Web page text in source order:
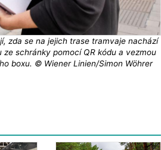
zda se na jejich trase tramvaje nachází
schránky pomocí QR kódu a vezmou
boxu. © Wiener Linien/Simon Wöhrer